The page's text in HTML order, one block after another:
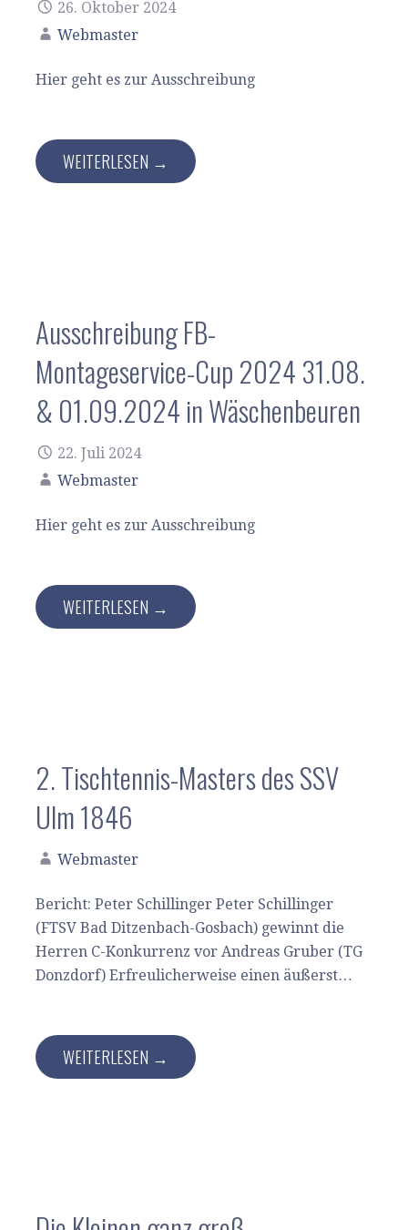
26. Oktober 2024
Webmaster
Hier geht es zur Ausschreibung
WEITERLESEN →
Ausschreibung FB-
Montageservice-Cup 2024 31.08.
& 01.09.2024 in Wäschenbeuren
22. Juli 2024
Webmaster
Hier geht es zur Ausschreibung
WEITERLESEN →
2. Tischtennis-Masters des SSV
Ulm 1846
Webmaster
Bericht: Peter Schillinger Peter Schillinger
(FTSV Bad Ditzenbach-Gosbach) gewinnt die
Herren C-Konkurrenz vor Andreas Gruber (TG
Donzdorf) Erfreulicherweise einen äußerst…
WEITERLESEN →